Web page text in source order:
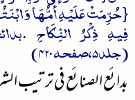
{ حُرِّمَتْ عَلَيْهِ أُمُّهَا
فِيهِ ذِكْرُ النِّكَاحِ
(جلد5،صفحہ 420 )
بدائع الصنائع في ترتيب